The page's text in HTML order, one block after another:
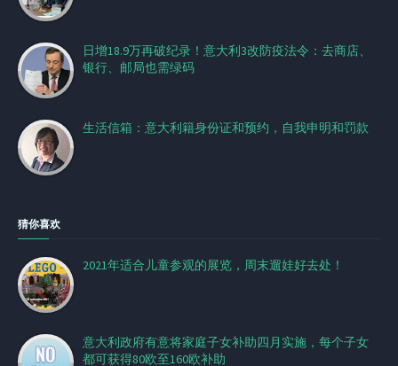
日增18.9万再破纪录！意大利3改防疫法令：去商店、
银行、邮局也需绿码
生活信箱：意大利籍身份证和预约，自我申明和罚款
猜你喜欢
2021年适合儿童参观的展览，周末遛娃好去处！
意大利政府有意将家庭子女补助四月实施，每个子女
都可获得80欧至160欧补助